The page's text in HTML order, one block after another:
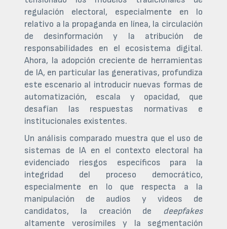
regulación electoral, especialmente en lo
relativo a la propaganda en línea, la circulación
de desinformación y la atribución de
responsabilidades en el ecosistema digital.
Ahora, la adopción creciente de herramientas
de IA, en particular las generativas, profundiza
este escenario al introducir nuevas formas de
automatización, escala y opacidad, que
desafían las respuestas normativas e
institucionales existentes.
Un análisis comparado muestra que el uso de
sistemas de IA en el contexto electoral ha
evidenciado riesgos específicos para la
integridad del proceso democrático,
especialmente en lo que respecta a la
manipulación de audios y videos de
candidatos, la creación de deepfakes
altamente verosímiles y la segmentación